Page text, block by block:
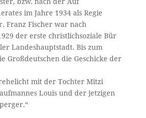
im Jahre 1934 als Regie­
Franz Fischer war nach
der erste christlichsoziale Bür­
Landeshauptstadt. Bis zum
Großdeutschen die Geschicke der
mit der Tochter Mitzi
Louis und der jetzigen